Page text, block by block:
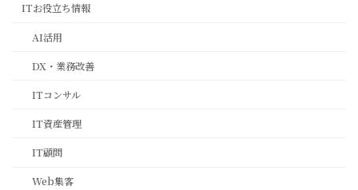
ITお役立ち情報
AI活用
DX・業務改善
ITコンサル
IT資産管理
IT顧問
Web集客